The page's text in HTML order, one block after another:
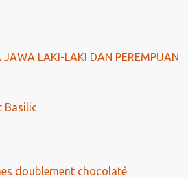
LAKI-LAKI DAN PEREMPUAN
Basilic
doublement chocolaté